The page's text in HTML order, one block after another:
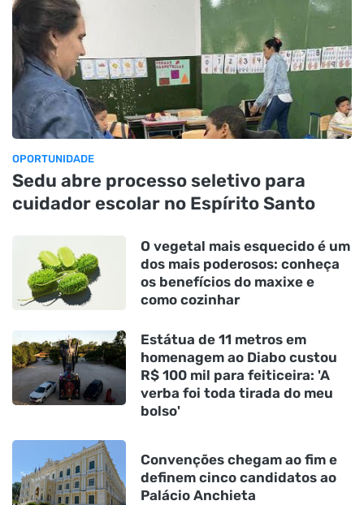
OPORTUNIDADE
Sedu abre processo seletivo para
cuidador escolar no Espírito Santo
O vegetal mais esquecido é um
dos mais poderosos: conheça
os benefícios do maxixe e
como cozinhar
Estátua de 11 metros em
homenagem ao Diabo custou
R$ 100 mil para feiticeira: 'A
verba foi toda tirada do meu
bolso'
Convenções chegam ao fim e
definem cinco candidatos ao
Palácio Anchieta